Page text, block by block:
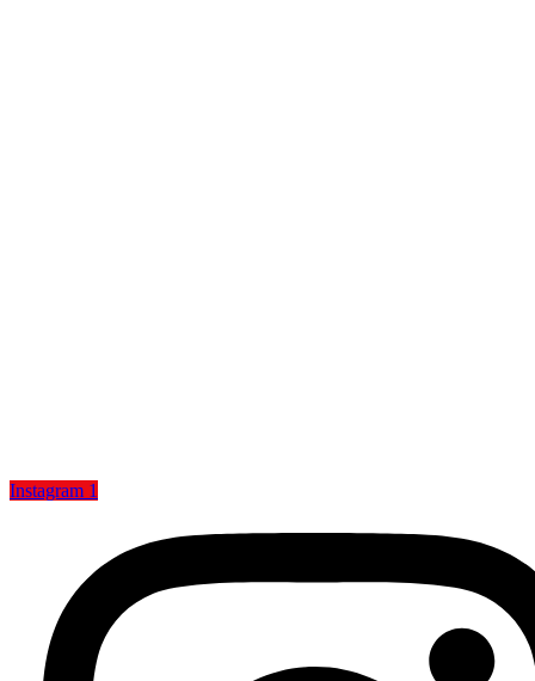
Instagram 1